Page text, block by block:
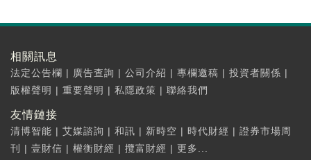
相關訊息
法定公告欄 | 廣告查詢 | 公司介紹 | 專欄邀稿 | 投資者關係 |
版權聲明 | 重要聲明 | 私隱政策 | 聯絡我們
友情鏈接
清博智能 | 艾媒諮詢 | 和訊 | 新時空 | 時代財經 | 證券市場周
刊
| 壹財信 | 權衡財經 | 攬富財經 | 更多...